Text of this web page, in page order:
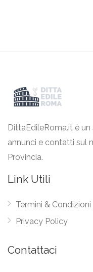
DittaEdileRoma.it è
annunci e contatti sul
Provincia.
Link Utili
Termini & Condizioni
Privacy Policy
Contattaci